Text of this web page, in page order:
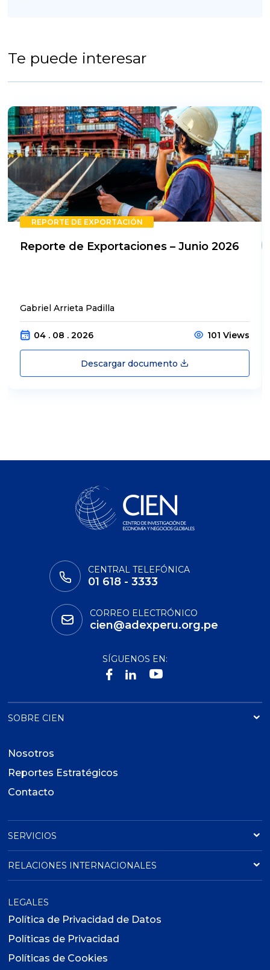
Te puede interesar
REPORTE DE EXPORTACIÓN
Reporte de Exportaciones – Junio 2026
Gabriel Arrieta Padilla
04 . 08 . 2026 101 Views
Descargar documento
CENTRAL TELEFÓNICA
01 618 - 3333
CORREO ELECTRÓNICO
cien@adexperu.org.pe
SÍGUENOS EN:
SOBRE CIEN
Nosotros
Reportes Estratégicos
Contacto
SERVICIOS
RELACIONES INTERNACIONALES
LEGALES
Política de Privacidad de Datos
Políticas de Privacidad
Políticas de Cookies